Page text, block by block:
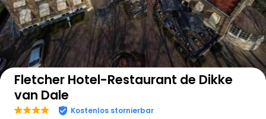
Auf der Karte anzeigen
Fletcher Hotel-Restaurant de Dikke
van Dale
Kostenlos stornierbar